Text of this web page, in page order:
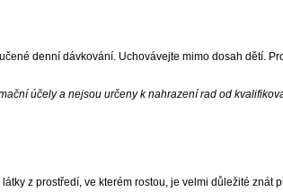
denní dávkování. Uchovávejte mimo dosah dětí.
účely a nejsou určeny k nahrazení rad od
z prostředí, ve kterém rostou, je velmi důležité